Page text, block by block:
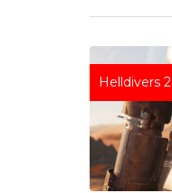
Helldivers 2